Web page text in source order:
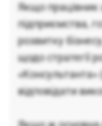
Якщо працівник
підприємства,
розвитку
щодо стратегії
відповідати